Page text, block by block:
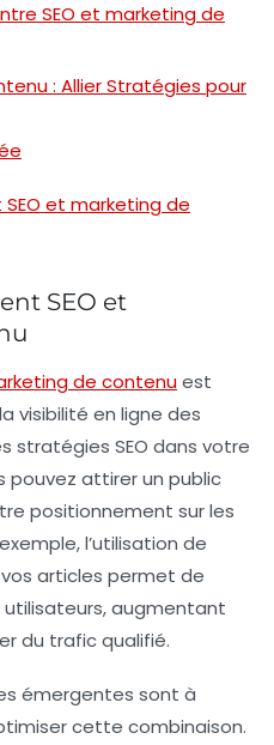
SEO et marketing de
: Allier Stratégies pour
et marketing de
SEO et
de contenuest
visibilité en ligne des
stratégies SEO dans votre
pouvez attirer un public
positionnement sur les
l’utilisation de
articles permet de
augmentant
du trafic qualifié.
émergentes sont à
cette combinaison.